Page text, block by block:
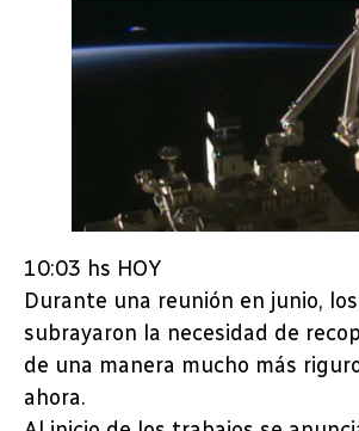
10:03 hs HOY
Durante una reunión en junio,
subrayaron la necesidad de
de una manera mucho más
ahora.